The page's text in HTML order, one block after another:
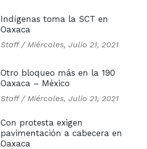
Indígenas toma la SCT en
Oaxaca
Staff / Miércoles, Julio 21, 2021
Otro bloqueo más en la 190
Oaxaca – México
Staff / Miércoles, Julio 21, 2021
Con protesta exigen
pavimentación a cabecera en
Oaxaca